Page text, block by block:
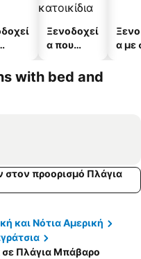
Ξενοδοχεί
α που
κατοικίδι
α με
with bed and
προορισμό Πλάγια
και Νότια Αμερική
σε Πλάγια Μπάβαρο